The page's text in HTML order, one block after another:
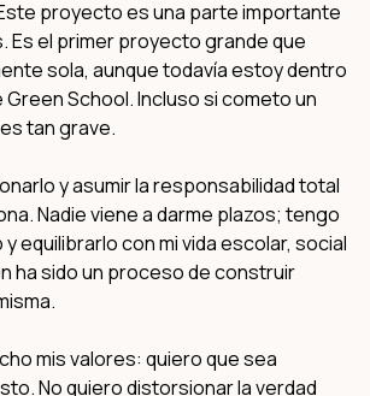
proyecto es una parte importante
Es el primer proyecto grande que
sola, aunque todavía estoy dentro
Green School. Incluso si cometo un
tan grave.
y asumir la responsabilidad total
Nadie viene a darme plazos; tengo
equilibrarlo con mi vida escolar, social
ha sido un proceso de construir
mis valores: quiero que sea
No quiero distorsionar la verdad